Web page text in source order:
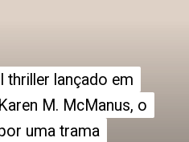
thriller lançado em
M. McManus, o
uma trama
thriller lançado em
M. McManus, o
uma trama